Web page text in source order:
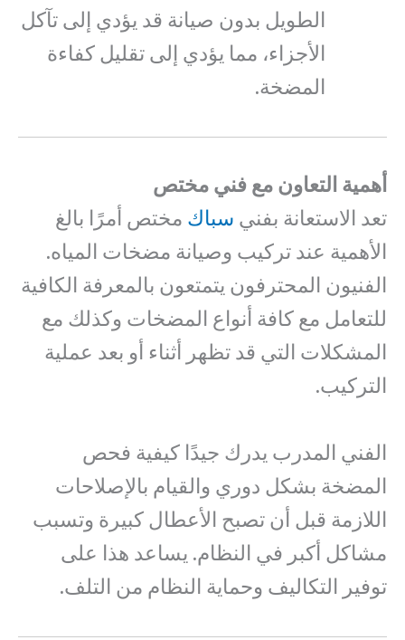
الطويل بدون صيانة قد يؤدي إلى تآكل
الأجزاء، مما يؤدي إلى تقليل كفاءة
المضخة.
أهمية التعاون مع فني مختص
تعد الاستعانة بفني سباك مختص أمرًا بالغ
الأهمية عند تركيب وصيانة مضخات المياه.
الفنيون المحترفون يتمتعون بالمعرفة الكافية
للتعامل مع كافة أنواع المضخات وكذلك مع
المشكلات التي قد تظهر أثناء أو بعد عملية
التركيب.
الفني المدرب يدرك جيدًا كيفية فحص
المضخة بشكل دوري والقيام بالإصلاحات
اللازمة قبل أن تصبح الأعطال كبيرة وتسبب
مشاكل أكبر في النظام. يساعد هذا على
توفير التكاليف وحماية النظام من التلف.